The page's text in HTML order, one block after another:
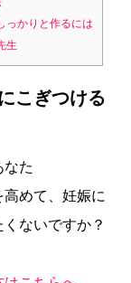
っかりと作るには
生
こぎつける
なた
めて、妊娠に
ないですか？